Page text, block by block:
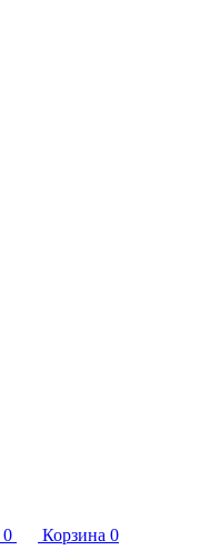
0 Корзина 0